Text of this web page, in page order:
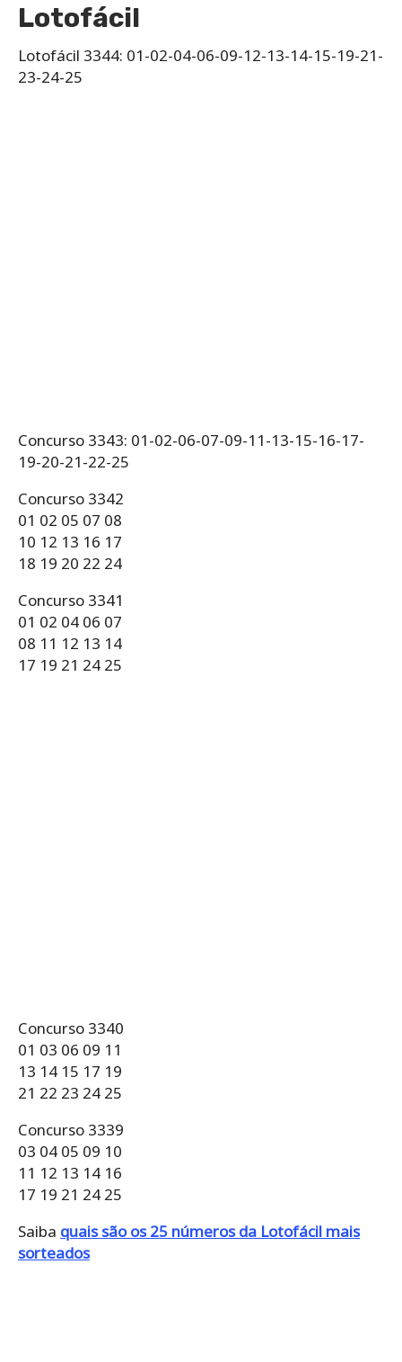
Lotofácil
Lotofácil 3344: 01-02-04-06-09-12-13-14-15-19-21-
23-24-25
Concurso 3343: 01-02-06-07-09-11-13-15-16-17-
19-20-21-22-25
Concurso 3342
01 02 05 07 08
10 12 13 16 17
18 19 20 22 24
Concurso 3341
01 02 04 06 07
08 11 12 13 14
17 19 21 24 25
Concurso 3340
01 03 06 09 11
13 14 15 17 19
21 22 23 24 25
Concurso 3339
03 04 05 09 10
11 12 13 14 16
17 19 21 24 25
Saiba quais são os 25 números da Lotofácil mais
sorteados